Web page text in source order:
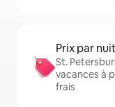
Prix par
St.
vacances à
frais